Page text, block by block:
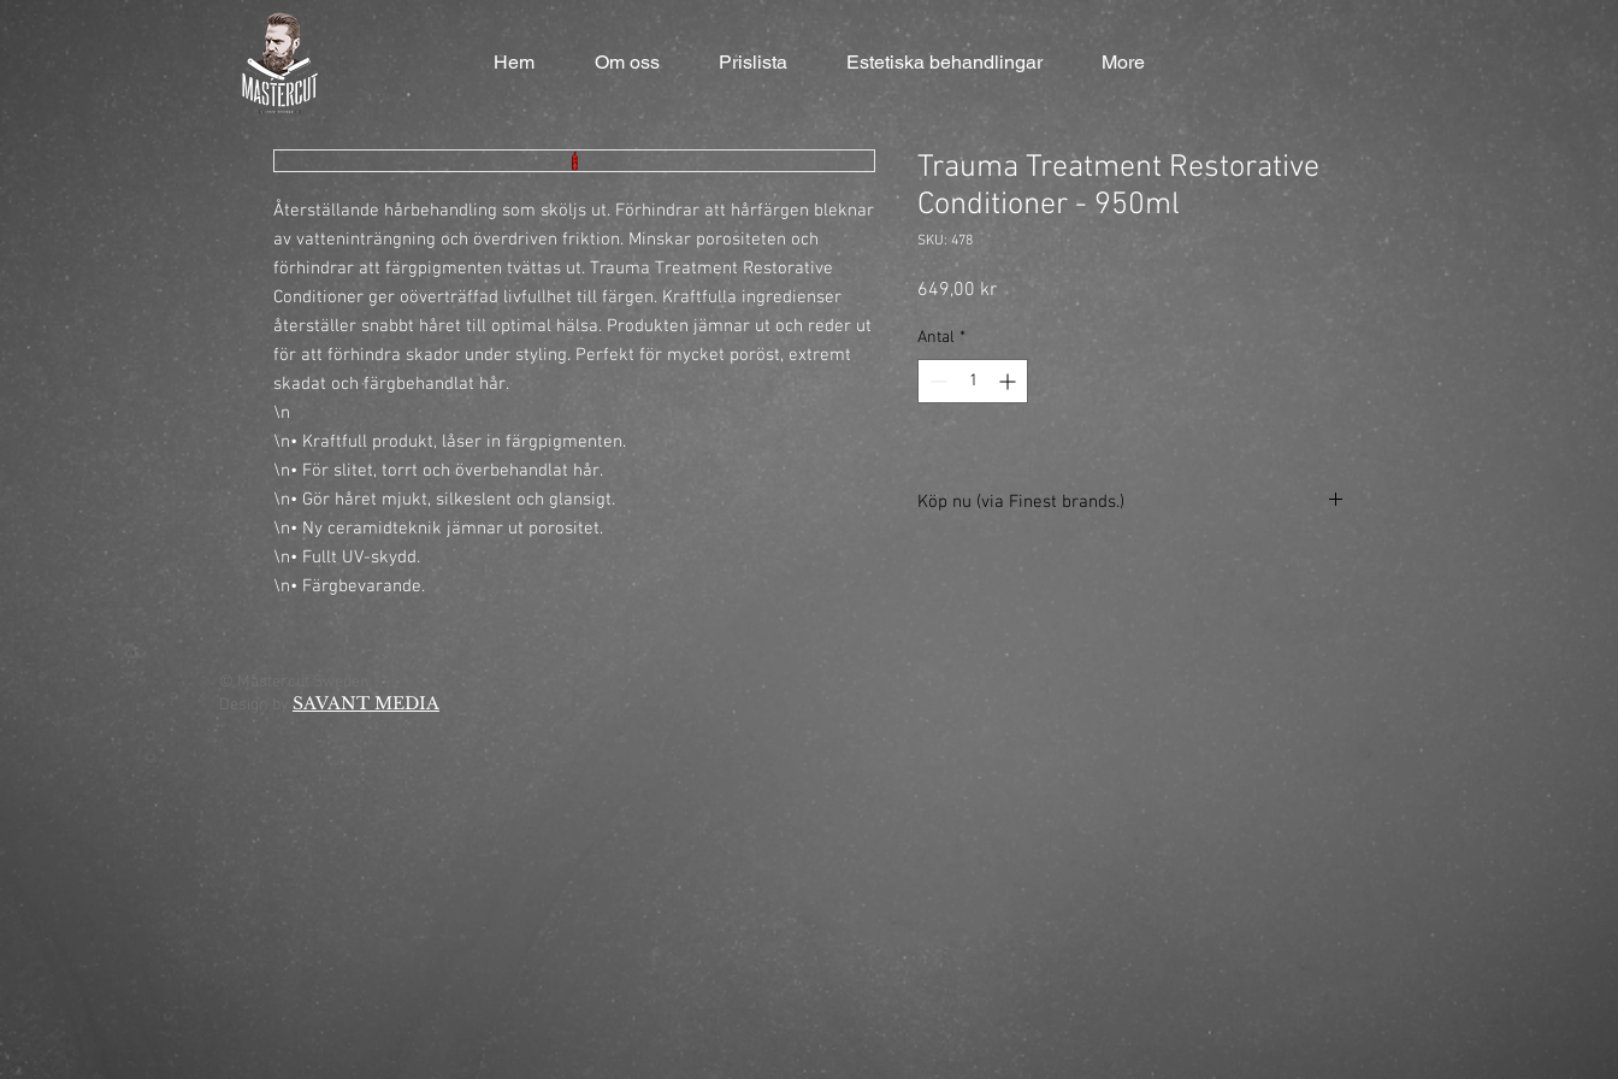
Hem Om oss Prislista Estetiska behandlingar More
Återställande hårbehandling som sköljs ut. Förhindrar att hårfärgen bleknar
av vatteninträngning och överdriven friktion. Minskar porositeten och
förhindrar att färgpigmenten tvättas ut. Trauma Treatment Restorative
Conditioner ger oöverträffad livfullhet till färgen. Kraftfulla ingredienser
återställer snabbt håret till optimal hälsa. Produkten jämnar ut och reder ut
för att förhindra skador under styling. Perfekt för mycket poröst, extremt
skadat och färgbehandlat hår.
\n
\n• Kraftfull produkt, låser in färgpigmenten.
\n• För slitet, torrt och överbehandlat hår.
\n• Gör håret mjukt, silkeslent och glansigt.
\n• Ny ceramidteknik jämnar ut porositet.
\n• Fullt UV-skydd.
\n• Färgbevarande.
Trauma Treatment Restorative
Conditioner - 950ml
SKU: 478
649,00 krPris
Antal *
Köp nu (via Finest brands.)
SAVANT MEDIA